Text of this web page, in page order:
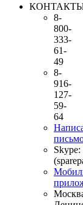
8-
800-
333-
61-
49
8-
916-
127-
59-
64
Skype: